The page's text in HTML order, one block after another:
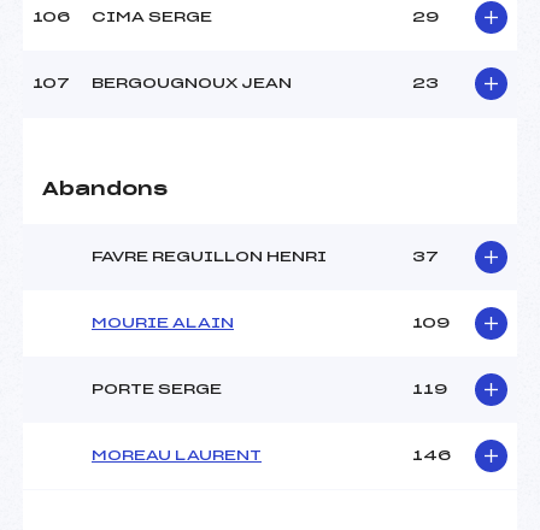
106 CIMA SERGE 29
107 BERGOUGNOUX JEAN 23
Abandons
FAVRE REGUILLON HENRI 37
MOURIE ALAIN 109
PORTE SERGE 119
MOREAU LAURENT 146